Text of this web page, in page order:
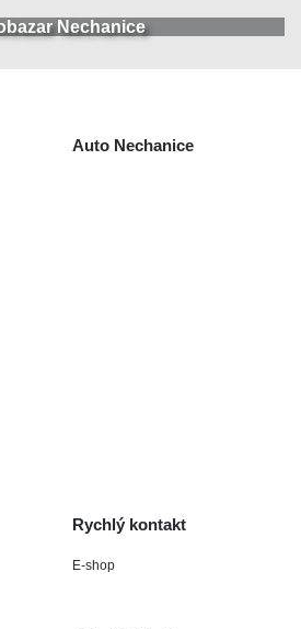
Nechanice
Auto Nechanice
Rychlý kontakt
E-shop